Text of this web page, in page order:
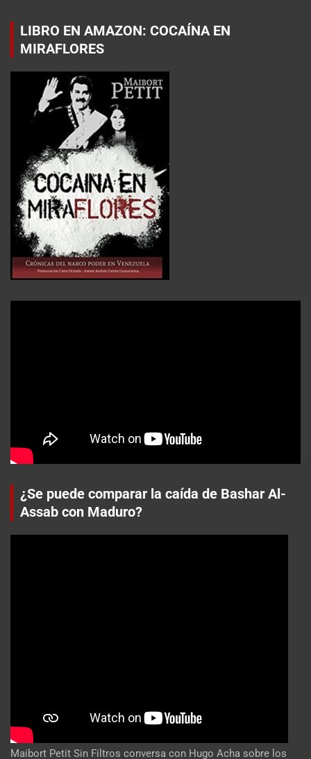
LIBRO EN AMAZON: COCAÍNA EN
MIRAFLORES
¿Se puede comparar la caída de Bashar Al-
Assab con Maduro?
Maibort Petit Sin Filtros conversa con Hugo Acha sobre los